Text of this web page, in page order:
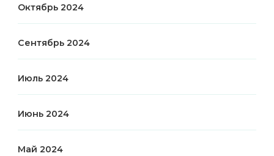
Октябрь 2024
Сентябрь 2024
Июль 2024
Июнь 2024
Май 2024